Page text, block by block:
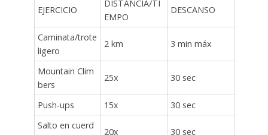
EJERCICIO
DISTANCIA/TI
EMPO
DESCANSO
Caminata/trote
ligero
2 km 3 min máx
Mountain Clim
bers
25x 30 sec
Push-ups 15x
30 sec
Salto en cuerd
20x 30 sec